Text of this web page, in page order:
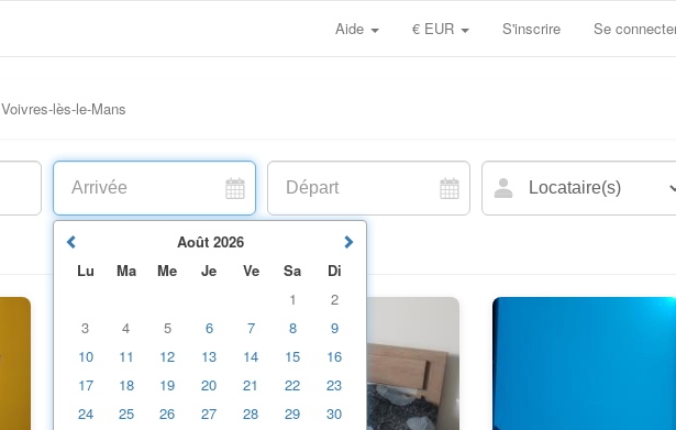
Aide € EUR S'inscrire Se
Voivres-lès-le-Mans
Août 2026
Lu
Ma Me Je Ve Sa
Di
1
2
3
4 5 6 7 8
9
10
11 12 13 14 15
16
17
18 19 20 21 22
23
24
25 26 27 28 29
30